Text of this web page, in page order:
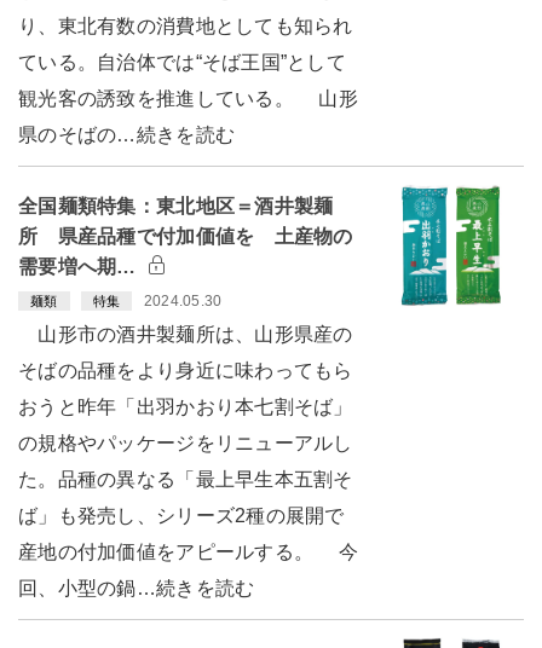
り、東北有数の消費地としても知られ
ている。自治体では“そば王国”として
観光客の誘致を推進している。 山形
県のそばの…続きを読む
全国麺類特集：東北地区＝酒井製麺
所 県産品種で付加価値を 土産物の
需要増へ期…
麺類 特集 2024.05.30
山形市の酒井製麺所は、山形県産の
そばの品種をより身近に味わってもら
おうと昨年「出羽かおり本七割そば」
の規格やパッケージをリニューアルし
た。品種の異なる「最上早生本五割そ
ば」も発売し、シリーズ2種の展開で
産地の付加価値をアピールする。 今
回、小型の鍋…続きを読む